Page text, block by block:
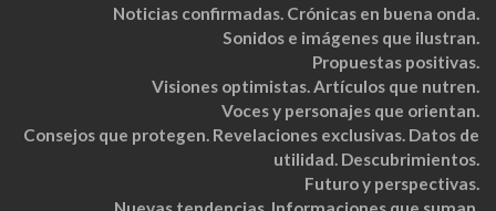
Noticias confirmadas. Crónicas en buena onda.
Sonidos e imágenes que ilustran.
Propuestas positivas.
Visiones optimistas. Artículos que nutren.
Voces y personajes que orientan.
Consejos que protegen. Revelaciones exclusivas. Datos de
utilidad. Descubrimientos.
Futuro y perspectivas.